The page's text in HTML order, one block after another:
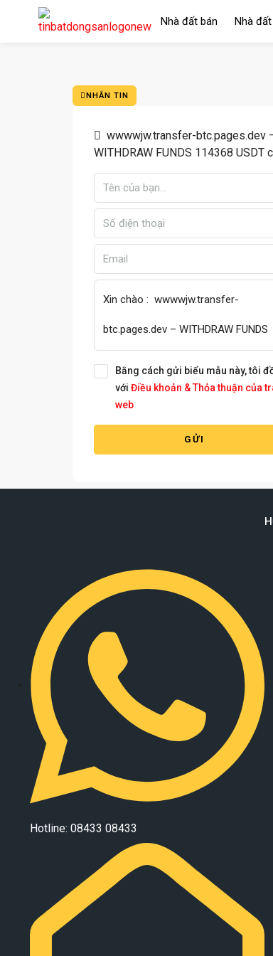
Nhà đất bán Nhà
NHẮN TIN
wwwwjw.transfer-btc.pages.dev
WITHDRAW FUNDS 114368 USDT c
Bằng cách gửi biểu mẫu này, tôi
với Điều khoản & Thỏa thuận của
web
GỬI
Hotline: 08433 08433